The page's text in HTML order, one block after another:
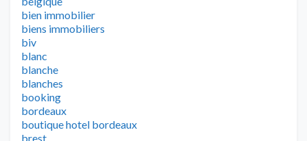
bien immobilier
biens immobiliers
biv
blanc
blanche
blanches
booking
bordeaux
boutique hotel bordeaux
brest